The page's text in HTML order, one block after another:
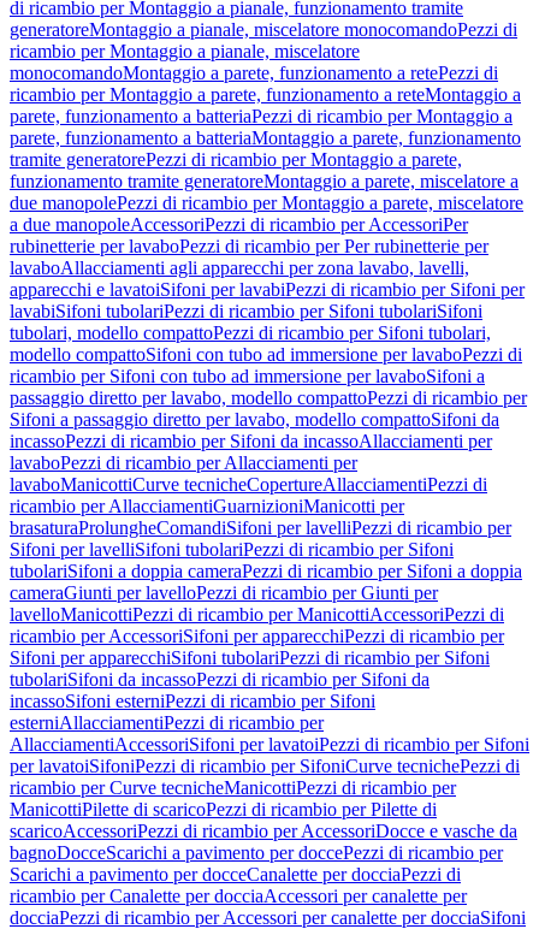
di ricambio per Montaggio a pianale, funzionamento tramite
generatoreMontaggio a pianale, miscelatore monocomandoPezzi di
ricambio per Montaggio a pianale, miscelatore
monocomandoMontaggio a parete, funzionamento a retePezzi di
ricambio per Montaggio a parete, funzionamento a reteMontaggio a
parete, funzionamento a batteriaPezzi di ricambio per Montaggio a
parete, funzionamento a batteriaMontaggio a parete, funzionamento
tramite generatorePezzi di ricambio per Montaggio a parete,
funzionamento tramite generatoreMontaggio a parete, miscelatore a
due manopolePezzi di ricambio per Montaggio a parete, miscelatore
a due manopoleAccessoriPezzi di ricambio per AccessoriPer
rubinetterie per lavaboPezzi di ricambio per Per rubinetterie per
lavaboAllacciamenti agli apparecchi per zona lavabo, lavelli,
apparecchi e lavatoiSifoni per lavabiPezzi di ricambio per Sifoni per
lavabiSifoni tubolariPezzi di ricambio per Sifoni tubolariSifoni
tubolari, modello compattoPezzi di ricambio per Sifoni tubolari,
modello compattoSifoni con tubo ad immersione per lavaboPezzi di
ricambio per Sifoni con tubo ad immersione per lavaboSifoni a
passaggio diretto per lavabo, modello compattoPezzi di ricambio per
Sifoni a passaggio diretto per lavabo, modello compattoSifoni da
incassoPezzi di ricambio per Sifoni da incassoAllacciamenti per
lavaboPezzi di ricambio per Allacciamenti per
lavaboManicottiCurve tecnicheCopertureAllacciamentiPezzi di
ricambio per AllacciamentiGuarnizioniManicotti per
brasaturaProlungheComandiSifoni per lavelliPezzi di ricambio per
Sifoni per lavelliSifoni tubolariPezzi di ricambio per Sifoni
tubolariSifoni a doppia cameraPezzi di ricambio per Sifoni a doppia
cameraGiunti per lavelloPezzi di ricambio per Giunti per
lavelloManicottiPezzi di ricambio per ManicottiAccessoriPezzi di
ricambio per AccessoriSifoni per apparecchiPezzi di ricambio per
Sifoni per apparecchiSifoni tubolariPezzi di ricambio per Sifoni
tubolariSifoni da incassoPezzi di ricambio per Sifoni da
incassoSifoni esterniPezzi di ricambio per Sifoni
esterniAllacciamentiPezzi di ricambio per
AllacciamentiAccessoriSifoni per lavatoiPezzi di ricambio per Sifoni
per lavatoiSifoniPezzi di ricambio per SifoniCurve tecnichePezzi di
ricambio per Curve tecnicheManicottiPezzi di ricambio per
ManicottiPilette di scaricoPezzi di ricambio per Pilette di
scaricoAccessoriPezzi di ricambio per AccessoriDocce e vasche da
bagnoDocceScarichi a pavimento per doccePezzi di ricambio per
Scarichi a pavimento per docceCanalette per docciaPezzi di
ricambio per Canalette per docciaAccessori per canalette per
docciaPezzi di ricambio per Accessori per canalette per docciaSifoni